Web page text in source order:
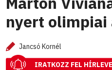
nyert olimpiai
Jancsó Kornél
IRATKOZZ FEL